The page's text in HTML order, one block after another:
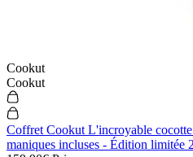
Cookut
Cookut
Coffret Cookut L'incroyable
maniques incluses - Édition limitée